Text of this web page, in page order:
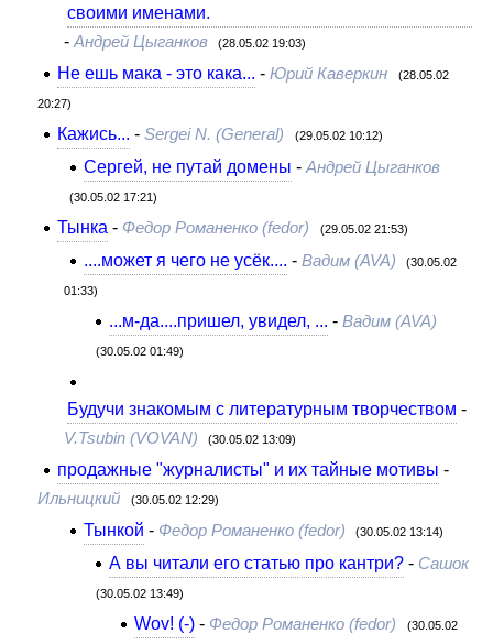
своими именами.
- Андрей Цыганков (28.05.02 19:03)
Не ешь мака - это кака... -Юрий Каверкин (28.05.02
20:27)
Кажись... -Sergei N. (General) (29.05.02 10:12)
Сергей, не путай домены - Андрей Цыганков
(30.05.02 17:21)
Тынка - Федор Романенко (fedor) (29.05.02 21:53)
....может я чего не усёк.... - Вадим (AVA) (30.05.02
01:33)
...м-да....пришел, увидел, ... - Вадим (AVA)
(30.05.02 01:49)
Будучи знакомым с литературным творчеством -
V.Tsubin (VOVAN) (30.05.02 13:09)
продажные "журналисты" и их тайные мотивы -
Ильницкий (30.05.02 12:29)
Тынкой - Федор Романенко (fedor) (30.05.02 13:14)
А вы читали его статью про кантри?- Сашок
(30.05.02 13:49)
Wov! (-) - Федор Романенко (fedor) (30.05.02